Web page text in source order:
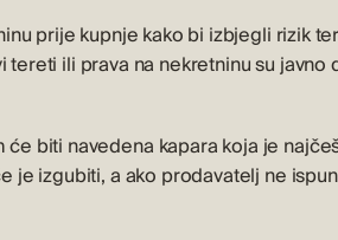
prije kupnje kako bi izbjegli rizik
ili prava na nekretninu su javno
biti navedena kapara koja je
je izgubiti, a ako prodavatelj ne